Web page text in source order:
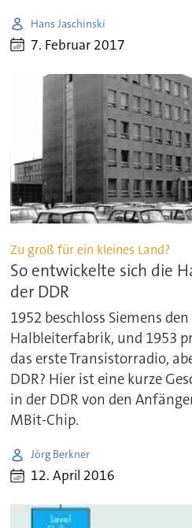
Hans Jaschinski
7. Februar 2017
Zu groß für ein kleines Land?
So entwickelte sich die
der DDR
1952 beschloss Siemens
Halbleiterfabrik, und 1953
das erste Transistorradio,
DDR? Hier ist eine kurze
in der DDR von den
MBit-Chip.
Jörg Berkner
12. April 2016